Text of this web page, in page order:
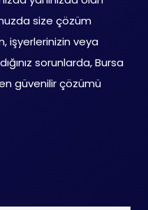
size çözüm
işyerlerinizin veya
sorunlarda, Bursa
güvenilir çözümü